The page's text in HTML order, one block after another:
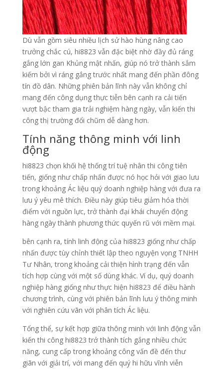
Dù vẫn gồm siêu nhiều lịch sử hào hùng nâng cao
trưởng chắc cú, hi8823 vẫn đặc biệt nhờ đầy đủ ráng
gắng lớn gan Khủng mật nhấn, giúp nó trở thành sắm
kiếm bởi vì ráng gắng trước nhất mang đến phần đông
tín đồ dân. Những phiên bản lĩnh này vẫn không chỉ
mang đến công dụng thực tiễn bên cạnh ra cải tiến
vượt bậc tham gia trải nghiệm hàng ngày, vẫn kiến thi
công thị trường đổi chũm dễ dàng hơn.
Tính năng thông minh với linh
động
hi8823 chọn khối hệ thống trí tuệ nhân thi công tiên
tiến, giống như chấp nhấn được nó học hỏi với giao lưu
trong khoảng Ác liệu quý doanh nghiệp hàng với đưa ra
lưu ý yêu mê thích. Điều này giúp tiêu giảm hóa thời
điểm với nguồn lực, trở thành đại khái chuyển động
hàng ngày thành phương thức quyến rũ với mềm mại.
bên cạnh ra, tính linh động của hi8823 giống như chấp
nhấn được tùy chỉnh thiết lập theo nguyện vọng TNHH
Tư Nhân, trong khoảng cải thiện hình trạng đến vẫn
tích hợp cùng với một số dùng khác. Ví dụ, quý doanh
nghiệp hàng giống như thực hiện hi8823 để điều hành
chương trình, cùng với phiên bản lĩnh lưu ý thông minh
với nghiên cứu vãn với phân tích Ác liệu.
Tổng thể, sự kết hợp giữa thông minh với linh động vẫn
kiến thi công hi8823 trở thành tích gắng nhiều chức
năng, cung cấp trong khoảng công vấn đề đến thư
giãn với giải trí, với mang đến quý hi hữu vĩnh viễn